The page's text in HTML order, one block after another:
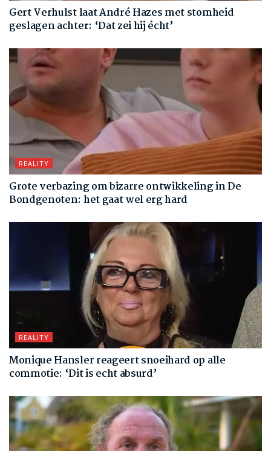
Gert Verhulst laat André Hazes met stomheid
geslagen achter: ‘Dat zei hij écht’
REALITY
Grote verbazing om bizarre ontwikkeling in De
Bondgenoten: het gaat wel erg hard
REALITY
Monique Hansler reageert snoeihard op alle
commotie: ‘Dit is echt absurd’